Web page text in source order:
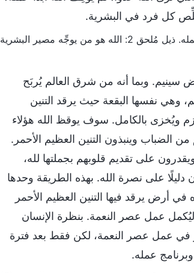
كل فرد في البشرية.
سينيم. وبما أنه من شرق العالم يُربَح
وهي نفسها البقعة حيث يرقد التنين
ويُخزى بالكامل. سوف يوقظ الله هؤلاء
الضباب وينبذون التنين العظيم الأحمر.
على تقديم قلوبهم بجملتها لله،
على نصرة الله. بهذه الطريقة وحدها
أرض يرقد فيها التنين العظيم الأحمر
عمل عصر النعمة. بنظرة الإنسان
في عمل عصر النعمة، لكن فقط بعد فترة
عمله.